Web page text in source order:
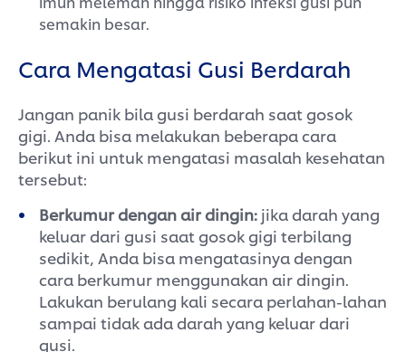
semakin besar.
Cara Mengatasi Gusi Berdarah
Jangan panik bila gusi berdarah saat gosok
gigi. Anda bisa melakukan beberapa cara
berikut ini untuk mengatasi masalah kesehatan
tersebut:
Berkumur dengan air dingin: jika darah yang
keluar dari gusi saat gosok gigi terbilang
sedikit, Anda bisa mengatasinya dengan
cara berkumur menggunakan air dingin.
Lakukan berulang kali secara perlahan-lahan
sampai tidak ada darah yang keluar dari
gusi.